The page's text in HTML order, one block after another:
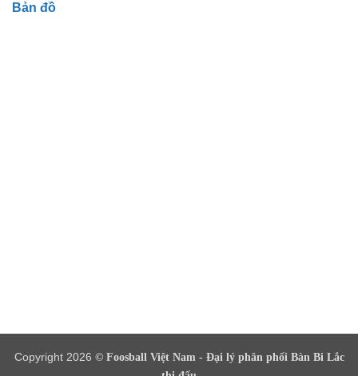
Bản đồ
Copyright 2026 © Foosball Việt Nam - Đại lý phân phối Bàn Bi Lắc